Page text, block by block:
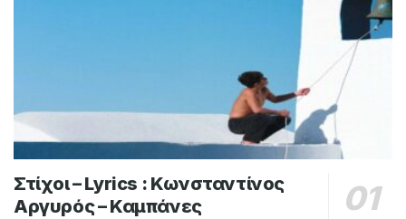
Στίχοι – Lyrics : Κωνσταντίνος
Αργυρός – Καμπάνες